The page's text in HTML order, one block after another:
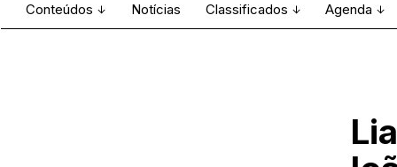
Conteúdos Notícias Classificados Agenda